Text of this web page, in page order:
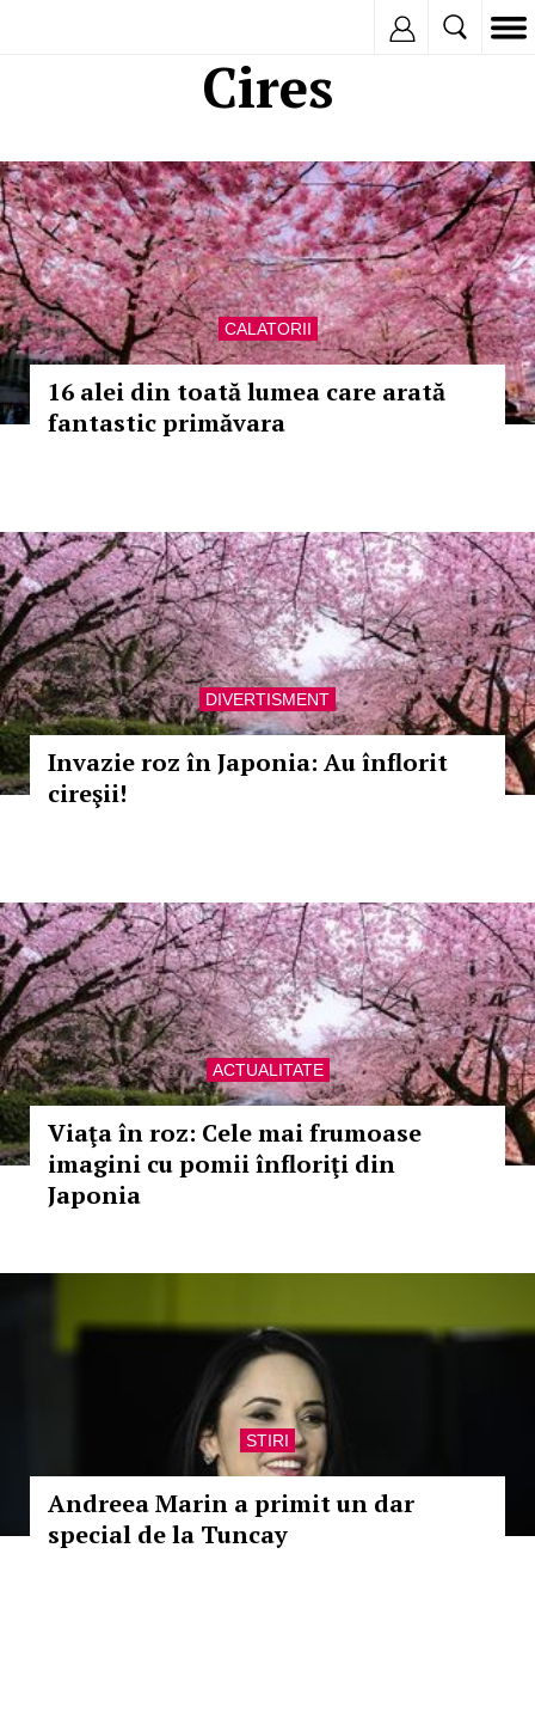
Cires
CALATORII
16 alei din toată lumea care arată
fantastic primăvara
DIVERTISMENT
Invazie roz în Japonia: Au înflorit
cireşii!
ACTUALITATE
Viaţa în roz: Cele mai frumoase
imagini cu pomii înfloriţi din
Japonia
STIRI
Andreea Marin a primit un dar
special de la Tuncay